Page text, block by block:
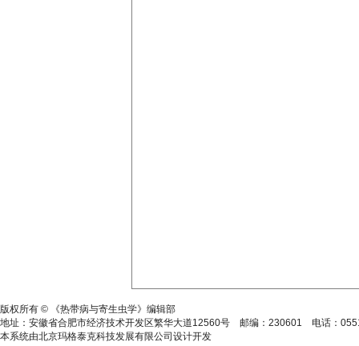
版权所有 © 《热带病与寄生虫学》编辑部
地址：安徽省合肥市经济技术开发区繁华大道12560号 邮编：230601 电话：
本系统由北京玛格泰克科技发展有限公司设计开发